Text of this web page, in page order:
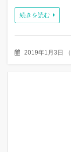
続きを読む
2019年1月3日 （